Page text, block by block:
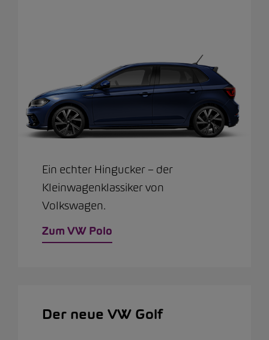
Ein echter Hingucker – der
Kleinwagenklassiker von
Volkswagen.
Zum VW Polo
Der neue VW Golf